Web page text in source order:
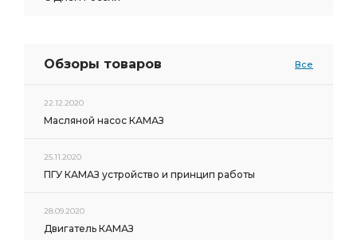
Обзоры товаров Все
22.12.2020
Масляной насос КАМАЗ
25.11.2020
ПГУ КАМАЗ устройство и принцип работы
28.09.2020
Двигатель КАМАЗ